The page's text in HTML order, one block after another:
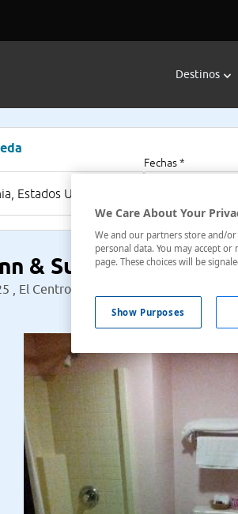
Destinos
Fechas *
& Suites
, El Centro, California, Estados Unidos
We Care About Your
We and our partners store and/or
personal data. You may accept
page. These choices will be
Show Purposes